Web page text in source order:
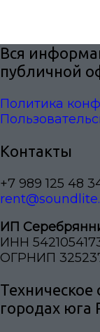
Вся
публичной
Политика
Контакты
+7 989 125 48
ИП
ИНН
ОГРНИП
городах юга